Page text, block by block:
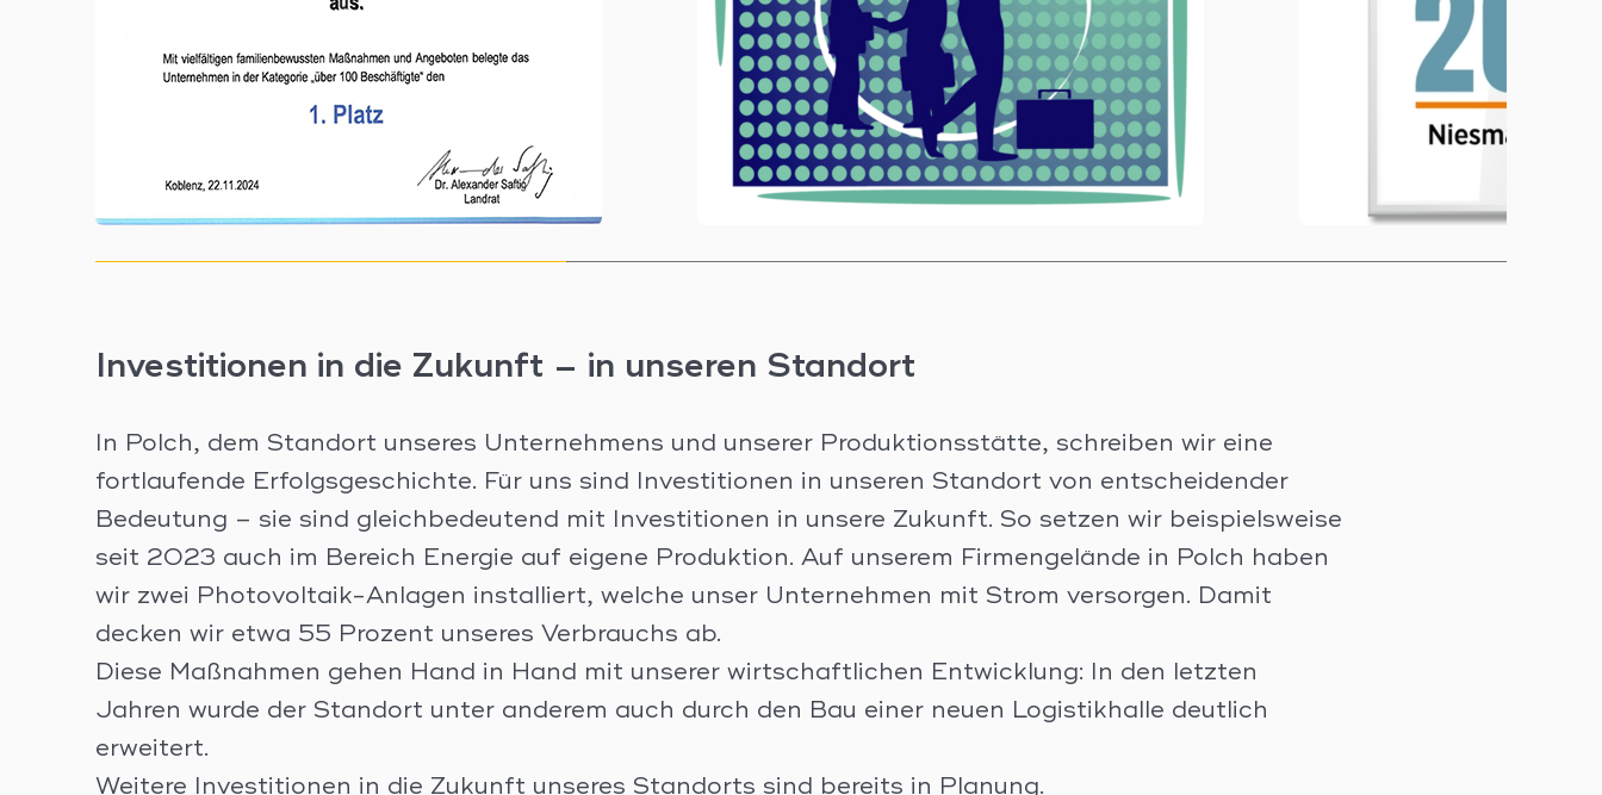
Investitionen in die Zukunft – in unseren Standort
In Polch, dem Standort unseres Unternehmens und unserer Produktionsstätte, schreiben wir eine
fortlaufende Erfolgsgeschichte. Für uns sind Investitionen in unseren Standort von entscheidender
Bedeutung – sie sind gleichbedeutend mit Investitionen in unsere Zukunft. So setzen wir beispielsweise
seit 2023 auch im Bereich Energie auf eigene Produktion. Auf unserem Firmengelände in Polch haben
wir zwei Photovoltaik-Anlagen installiert, welche unser Unternehmen mit Strom versorgen. Damit
decken wir etwa 55 Prozent unseres Verbrauchs ab.
Diese Maßnahmen gehen Hand in Hand mit unserer wirtschaftlichen Entwicklung: In den letzten
Jahren wurde der Standort unter anderem auch durch den Bau einer neuen Logistikhalle deutlich
erweitert.
Weitere Investitionen in die Zukunft unseres Standorts sind bereits in Planung.